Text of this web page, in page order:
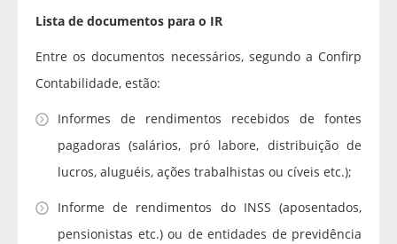
Lista de documentos para o IR
Entre os documentos necessários, segundo a Confirp
Contabilidade, estão:
Informes de rendimentos recebidos de fontes
pagadoras (salários, pró labore, distribuição de
lucros, aluguéis, ações trabalhistas ou cíveis etc.);
Informe de rendimentos do INSS (aposentados,
pensionistas etc.) ou de entidades de previdência